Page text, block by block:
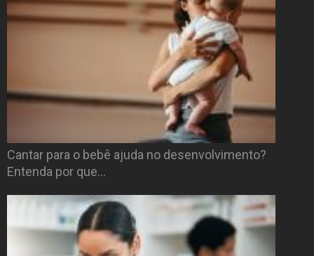
Cantar para o bebê ajuda no desenvolvimento?
Entenda por que…